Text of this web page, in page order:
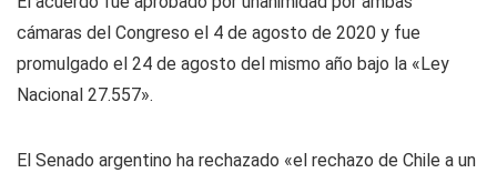
cámaras del Congreso el 4 de agosto de 2020 y fue
promulgado el 24 de agosto del mismo año bajo la «Ley
Nacional 27.557».
El Senado argentino ha rechazado «el rechazo de Chile a un